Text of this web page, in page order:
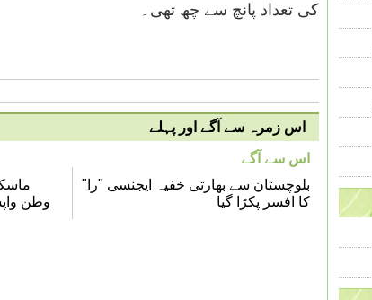
کی تعداد پانچ سے چھ تھی۔
اس زمرہ سے آگے اور پہلے
اس سے آگے
بلوچستان سے بھارتی خفیہ ایجنسی "را"
کا افسر پکڑا گیا
وطن